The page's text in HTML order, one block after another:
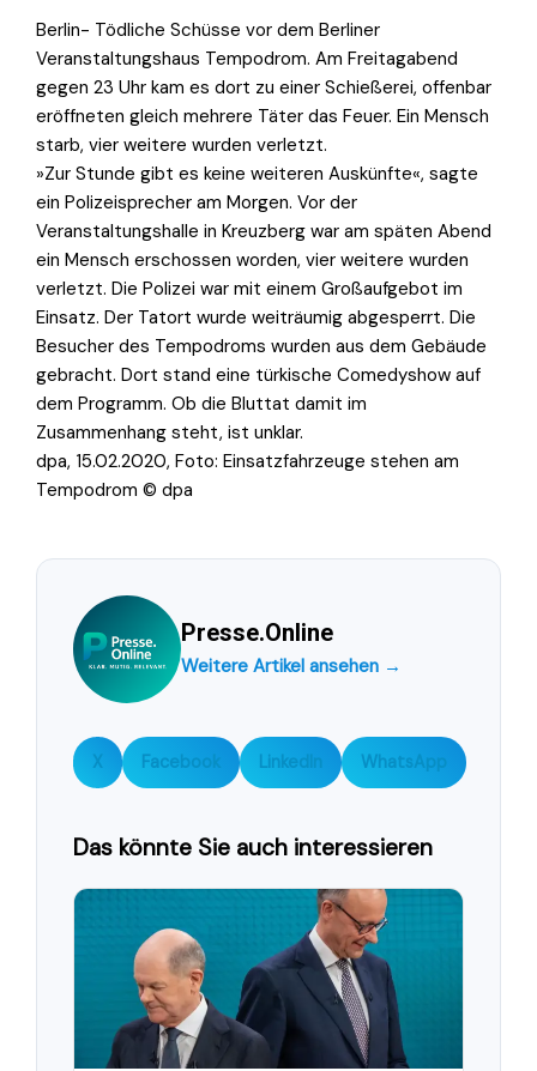
Berlin- Tödliche Schüsse vor dem Berliner
Veranstaltungshaus Tempodrom. Am Freitagabend
gegen 23 Uhr kam es dort zu einer Schießerei, offenbar
eröffneten gleich mehrere Täter das Feuer. Ein Mensch
starb, vier weitere wurden verletzt.
»Zur Stunde gibt es keine weiteren Auskünfte«, sagte
ein Polizeisprecher am Morgen. Vor der
Veranstaltungshalle in Kreuzberg war am späten Abend
ein Mensch erschossen worden, vier weitere wurden
verletzt. Die Polizei war mit einem Großaufgebot im
Einsatz. Der Tatort wurde weiträumig abgesperrt. Die
Besucher des Tempodroms wurden aus dem Gebäude
gebracht. Dort stand eine türkische Comedyshow auf
dem Programm. Ob die Bluttat damit im
Zusammenhang steht, ist unklar.
dpa, 15.02.2020, Foto: Einsatzfahrzeuge stehen am
Tempodrom © dpa
Presse.Online
Weitere Artikel ansehen →
X Facebook LinkedIn WhatsApp
Das könnte Sie auch interessieren